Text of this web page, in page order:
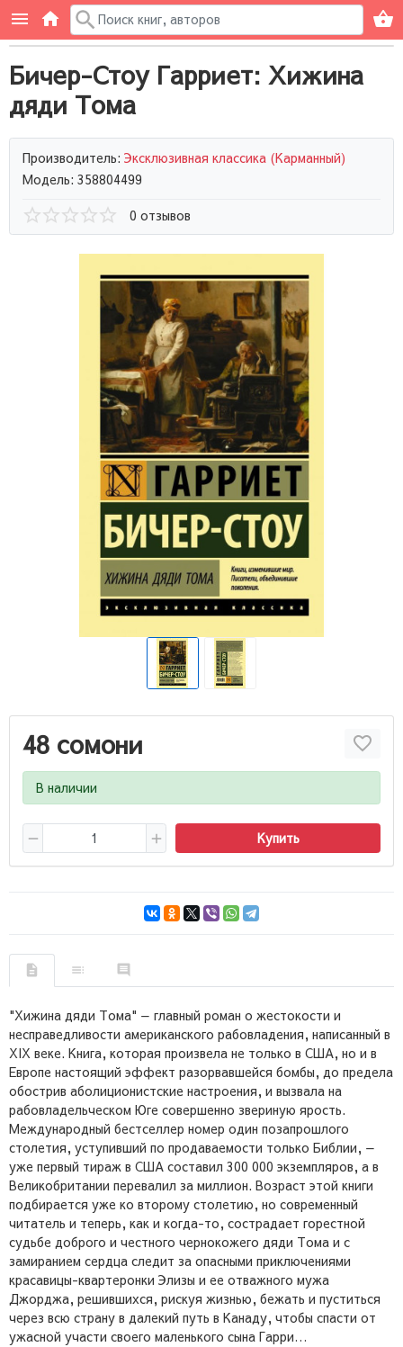
Бичер-Стоу Гарриет: Хижина
дяди Тома
Производитель: Эксклюзивная классика (Карманный)
Модель: 358804499
0 отзывов
48 сомони
В наличии
Купить
"Хижина дяди Тома" — главный роман о жестокости и
несправедливости американского рабовладения, написанный в
XIX веке. Книга, которая произвела не только в США, но и в
Европе настоящий эффект разорвавшейся бомбы, до предела
обострив аболиционистские настроения, и вызвала на
рабовладельческом Юге совершенно звериную ярость.
Международный бестселлер номер один позапрошлого
столетия, уступивший по продаваемости только Библии, —
уже первый тираж в США составил 300 000 экземпляров, а в
Великобритании перевалил за миллион. Возраст этой книги
подбирается уже ко второму столетию, но современный
читатель и теперь, как и когда-то, сострадает горестной
судьбе доброго и честного чернокожего дяди Тома и с
замиранием сердца следит за опасными приключениями
красавицы-квартеронки Элизы и ее отважного мужа
Джорджа, решившихся, рискуя жизнью, бежать и пуститься
через всю страну в далекий путь в Канаду, чтобы спасти от
ужасной участи своего маленького сына Гарри…